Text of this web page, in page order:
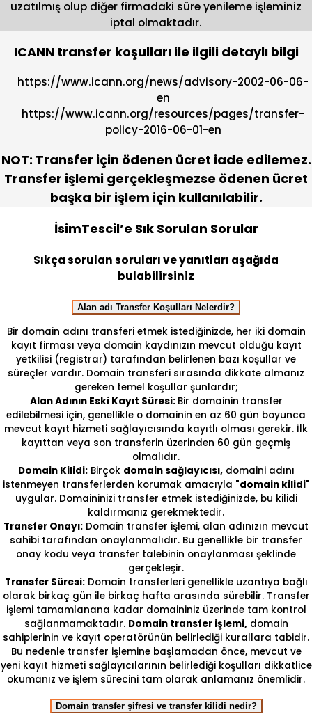
uzatılmış olup diğer firmadaki süre yenileme işleminiz
iptal olmaktadır.
ICANN transfer koşulları ile ilgili detaylı bilgi
https://www.icann.org/news/advisory-2002-06-06-
en
https://www.icann.org/resources/pages/transfer-
policy-2016-06-01-en
NOT: Transfer için ödenen ücret iade edilemez.
Transfer işlemi gerçekleşmezse ödenen ücret
başka bir işlem için kullanılabilir.
İsimTescil’e Sık Sorulan Sorular
Sıkça sorulan soruları ve yanıtları aşağıda
bulabilirsiniz
Alan adı Transfer Koşulları Nelerdir?
Bir domain adını transferi etmek istediğinizde, her iki domain
kayıt firması veya domain kaydınızın mevcut olduğu kayıt
yetkilisi (registrar) tarafından belirlenen bazı koşullar ve
süreçler vardır. Domain transferi sırasında dikkate almanız
gereken temel koşullar şunlardır;
Alan Adının Eski Kayıt Süresi: Bir domainin transfer
edilebilmesi için, genellikle o domainin en az 60 gün boyunca
mevcut kayıt hizmeti sağlayıcısında kayıtlı olması gerekir. İlk
kayıttan veya son transferin üzerinden 60 gün geçmiş
olmalıdır.
Domain Kilidi:Birçok domain sağlayıcısı,domaini adını
istenmeyen transferlerden korumak amacıyla "domain kilidi"
uygular. Domaininizi transfer etmek istediğinizde, bu kilidi
kaldırmanız gerekmektedir.
Transfer Onayı: Domain transfer işlemi, alan adınızın mevcut
sahibi tarafından onaylanmalıdır. Bu genellikle bir transfer
onay kodu veya transfer talebinin onaylanması şeklinde
gerçekleşir.
Transfer Süresi:Domain transferleri genellikle uzantıya bağlı
olarak birkaç gün ile birkaç hafta arasında sürebilir. Transfer
işlemi tamamlanana kadar domaininiz üzerinde tam kontrol
sağlanmamaktadır. Domain transfer işlemi,domain
sahiplerinin ve kayıt operatörünün belirlediği kurallara tabidir.
Bu nedenle transfer işlemine başlamadan önce, mevcut ve
yeni kayıt hizmeti sağlayıcılarının belirlediği koşulları dikkatlice
okumanız ve işlem sürecini tam olarak anlamanız önemlidir.
Domain transfer şifresi ve transfer kilidi nedir?